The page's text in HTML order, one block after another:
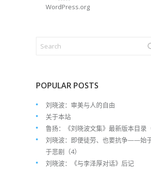
WordPress.org
POPULAR POSTS
刘晓波：审美与人的自由
关于本站
鲁扬：《刘晓波文集》最新版本目录
刘晓波：即便徒劳、也要抗争——始
于悲剧（4）
刘晓波：《与李泽厚对话》后记